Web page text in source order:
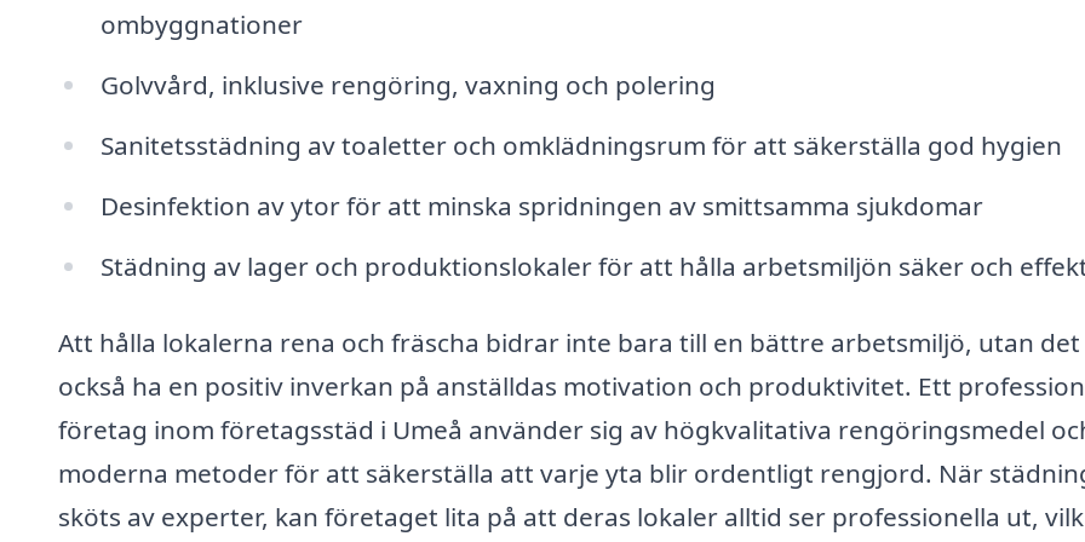
ombyggnationer
Golvvård, inklusive rengöring, vaxning och polering
Sanitetsstädning av toaletter och omklädningsrum för att säkerställa god hygien
Desinfektion av ytor för att minska spridningen av smittsamma sjukdomar
Städning av lager och produktionslokaler för att hålla arbetsmiljön säker och
Att hålla lokalerna rena och fräscha bidrar inte bara till en bättre arbetsmiljö, utan
också ha en positiv inverkan på anställdas motivation och produktivitet. Ett
företag inom företagsstäd i Umeå använder sig av högkvalitativa rengöringsmedel
moderna metoder för att säkerställa att varje yta blir ordentligt rengjord. När
sköts av experter, kan företaget lita på att deras lokaler alltid ser professionella ut,